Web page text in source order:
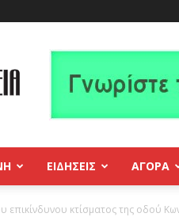
ΕΙΔΗΣΕΙΣ ΑΓΟΡΑ
επικίνδυνου κτίσματος της οδού